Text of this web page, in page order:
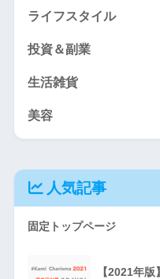
ライフスタイル
投資＆副業
生活雑貨
美容
人気記事
固定トップページ
【2021年